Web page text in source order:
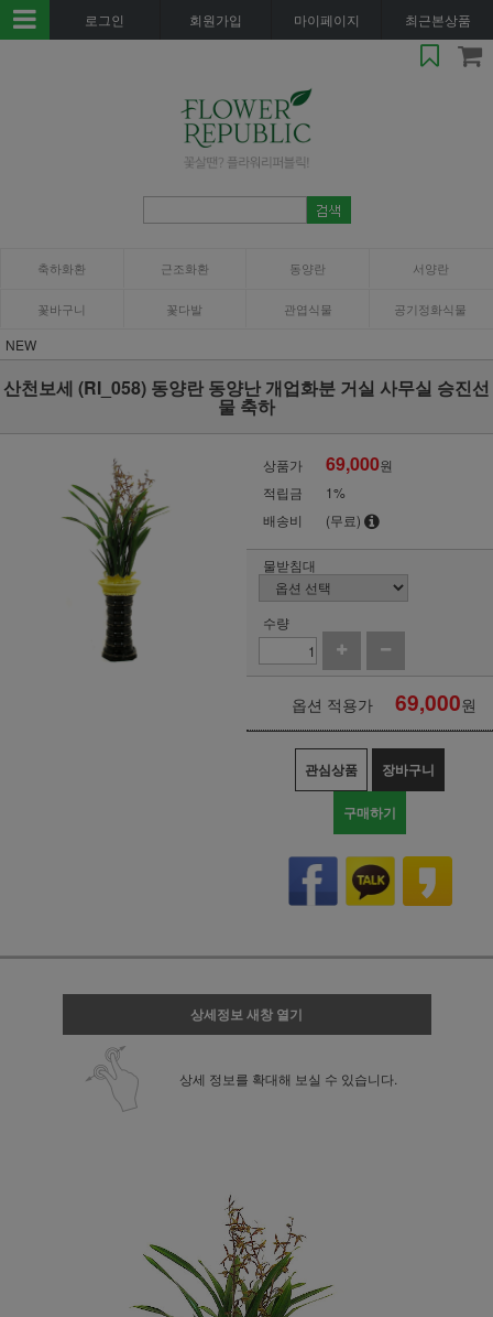
로그인 회원가입 마이페이지 최근본상품
축하화환 근조화환 동양란 서양란
꽃바구니 꽃다발 관엽식물 공기정화식물
NEW
산천보세 (RI_058) 동양란 동양난 개업화분 거실 사무실 승진선
물 축하
상품가 69,000원
적립금
1%
배송비
(무료)
물받침대
수량
옵션 적용가 69,000원
관심상품 장바구니
구매하기
상세정보 새창 열기
상세 정보를 확대해 보실 수 있습니다.